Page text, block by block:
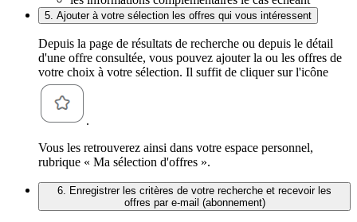
5. Ajouter à votre sélection les offres qui vous intéressent
Depuis la page de résultats de recherche ou depuis le détail
d'une offre consultée, vous pouvez ajouter la ou les offres de
votre choix à votre sélection. Il suffit de cliquer sur l'icône
.
Vous les retrouverez ainsi dans votre espace personnel,
rubrique « Ma sélection d'offres ».
6. Enregistrer les critères de votre recherche et recevoir les
offres par e-mail (abonnement)